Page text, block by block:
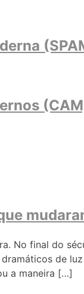
No final do
de
a maneira […]